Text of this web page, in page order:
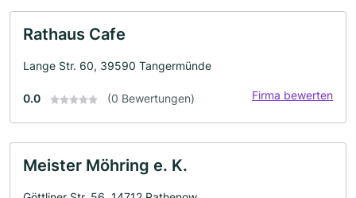
Rathaus Cafe
Lange Str. 60, 39590 Tangermünde
0.0 (0 Bewertungen) Firma bewerten
Meister Möhring e. K.